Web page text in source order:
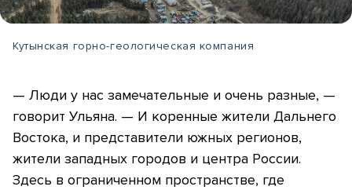
Кутынская горно-геологическая компания
— Люди у нас замечательные и очень разные, —
говорит Ульяна. — И коренные жители Дальнего
Востока, и представители южных регионов,
жители западных городов и центра России.
Здесь в ограниченном пространстве, где